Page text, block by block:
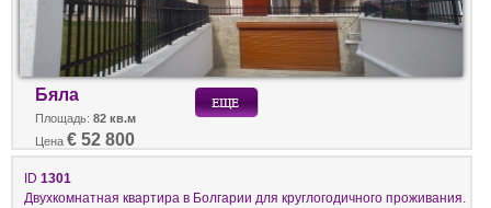
Бяла
Площадь: 82 кв.м
Цена € 52 800
ID 1301
Двухкомнатная квартира в Болгарии для круглогодичного проживания.